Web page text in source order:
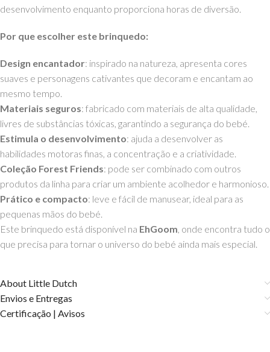
desenvolvimento enquanto proporciona horas de diversão.
Por que escolher este brinquedo:
Design encantador: inspirado na natureza, apresenta cores
suaves e personagens cativantes que decoram e encantam ao
mesmo tempo.
Materiais seguros: fabricado com materiais de alta qualidade,
livres de substâncias tóxicas, garantindo a segurança do bebé.
Estimula o desenvolvimento: ajuda a desenvolver as
habilidades motoras finas, a concentração e a criatividade.
Coleção Forest Friends: pode ser combinado com outros
produtos da linha para criar um ambiente acolhedor e harmonioso.
Prático e compacto: leve e fácil de manusear, ideal para as
pequenas mãos do bebé.
Este brinquedo está disponível na EhGoom, onde encontra tudo o
que precisa para tornar o universo do bebé ainda mais especial.
About Little Dutch
Envios e Entregas
Certificação | Avisos